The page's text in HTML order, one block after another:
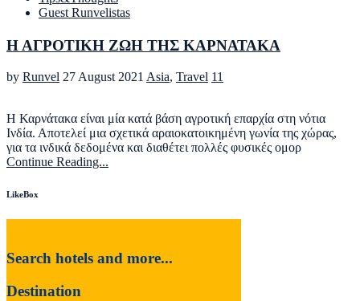
Guest Runvelistas
Η ΑΓΡΟΤΙΚΗ ΖΩΗ ΤΗΣ ΚΑΡΝΑΤΑΚΑ
by Runvel 27 August 2021 Asia, Travel 11
Η Καρνάτακα είναι μία κατά βάση αγροτική επαρχία στη νότια
Ινδία. Αποτελεί μια σχετικά αραιοκατοικημένη γωνία της χώρας,
για τα ινδικά δεδομένα και διαθέτει πολλές φυσικές ομορ
Continue Reading...
LikeBox
Search hotels and more...
Destination